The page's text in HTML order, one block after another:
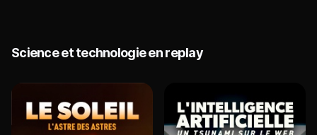
Science et technologie en replay